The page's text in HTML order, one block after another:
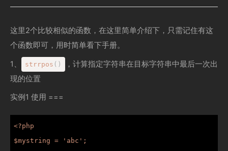
这里2个比较相似的函数，在这里简单介绍下，只需记住有这
个函数即可，用时简单看下手册。
1、 strrpos ( )
，计算指定字符串在目标字符串中最后一次出
现的位置
实例1 使用 ===
<?php
$mystring = 'abc';